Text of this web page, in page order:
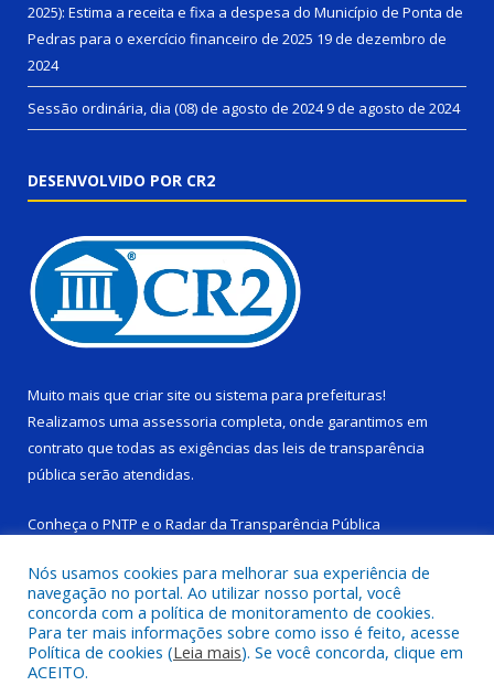
2025): Estima a receita e fixa a despesa do Município de Ponta de
Pedras para o exercício financeiro de 2025 19 de dezembro de
2024
Sessão ordinária, dia (08) de agosto de 20249 de agosto de 2024
DESENVOLVIDO POR CR2
Muito mais que criar site ou sistema para prefeituras!
Realizamos uma assessoria completa, onde garantimos em
contrato que todas as exigências das leis de transparência
pública serão atendidas.
Conheça o PNTP e o Radar da Transparência Pública
Todos os direitos reservados a Câmara Municipal de Ponta de
Pedras.
Nós usamos cookies para melhorar sua experiência de
navegação no portal. Ao utilizar nosso portal, você
concorda com a política de monitoramento de cookies.
Para ter mais informações sobre como isso é feito, acesse
Política de cookies (Leia mais). Se você concorda, clique em
ACEITO.